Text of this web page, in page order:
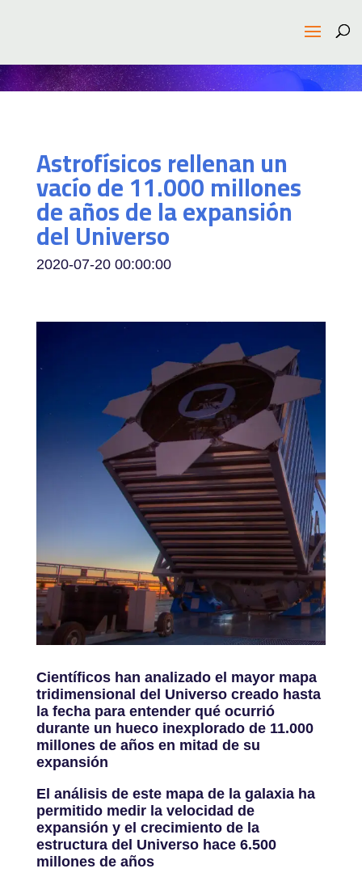
Astrofísicos rellenan un
vacío de 11.000 millones
de años de la expansión
del Universo
2020-07-20 00:00:00
Científicos han analizado el mayor mapa
tridimensional del Universo creado hasta
la fecha para entender qué ocurrió
durante un hueco inexplorado de 11.000
millones de años en mitad de su
expansión
El análisis de este mapa de la galaxia ha
permitido medir la velocidad de
expansión y el crecimiento de la
estructura del Universo hace 6.500
millones de años